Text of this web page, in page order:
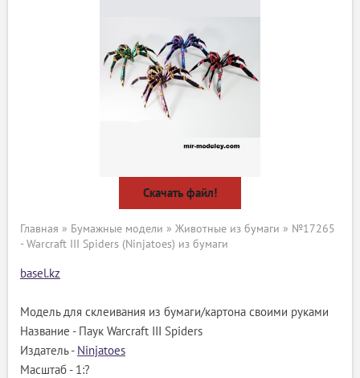
Скачать файл!
Главная » Бумажные модели » Животные из бумаги » №17265
- Warcraft III Spiders (Ninjatoes) из бумаги
basel.kz
Модель для склеивания из бумаги/картона своими руками
Название - Паук Warcraft III Spiders
Издатель - Ninjatoes
Масштаб - 1:?